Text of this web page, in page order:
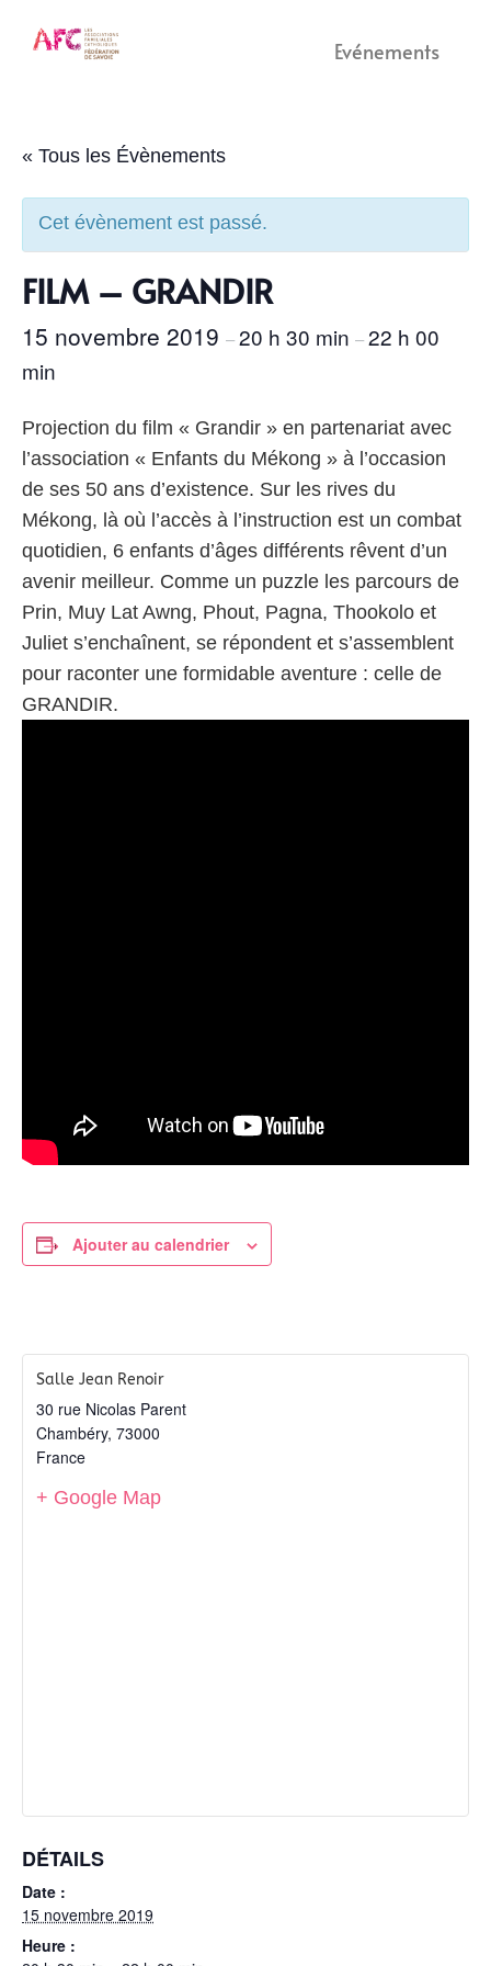
Evénements
« Tous les Évènements
Cet évènement est passé.
FILM – GRANDIR
15 novembre 2019 –20 h 30 min –22 h 00
min
Projection du film « Grandir » en partenariat avec
l’association « Enfants du Mékong » à l’occasion
de ses 50 ans d’existence. Sur les rives du
Mékong, là où l’accès à l’instruction est un combat
quotidien, 6 enfants d’âges différents rêvent d’un
avenir meilleur. Comme un puzzle les parcours de
Prin, Muy Lat Awng, Phout, Pagna, Thookolo et
Juliet s’enchaînent, se répondent et s’assemblent
pour raconter une formidable aventure : celle de
GRANDIR.
Ajouter au calendrier
DÉTAILS
Date :
15 novembre 2019
Heure :
Salle Jean Renoir
30 rue Nicolas Parent
Chambéry, 73000
France
+ Google Map